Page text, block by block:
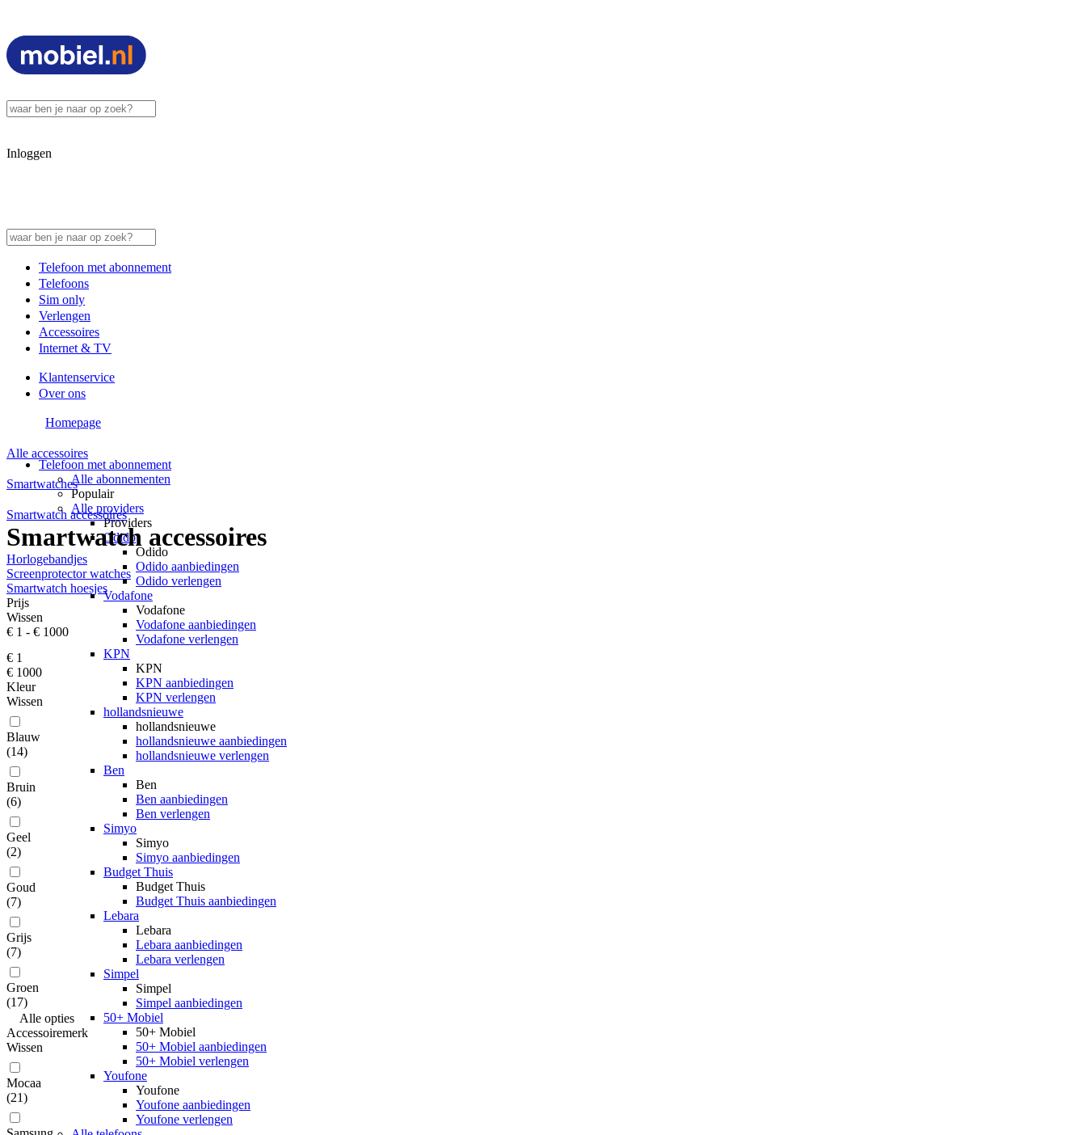
Inloggen
Telefoon met abonnement
Telefoons
Sim only
Verlengen
Accessoires
Internet & TV
Klantenservice
Over ons
Telefoon met abonnement
Alle abonnementen
Populair
Alle providers
Providers
Odido
Odido
Odido aanbiedingen
Odido verlengen
Vodafone
Vodafone
Vodafone aanbiedingen
Vodafone verlengen
KPN
KPN
KPN aanbiedingen
KPN verlengen
hollandsnieuwe
hollandsnieuwe
hollandsnieuwe aanbiedingen
hollandsnieuwe verlengen
Ben
Ben
Ben aanbiedingen
Ben verlengen
Simyo
Simyo
Simyo aanbiedingen
Budget Thuis
Budget Thuis
Budget Thuis aanbiedingen
Lebara
Lebara
Lebara aanbiedingen
Lebara verlengen
Simpel
Simpel
Simpel aanbiedingen
50+ Mobiel
50+ Mobiel
50+ Mobiel aanbiedingen
50+ Mobiel verlengen
Youfone
Youfone
Youfone aanbiedingen
Youfone verlengen
Homepage
Alle accessoires
Smartwatches
Smartwatch accessoires
Smartwatch accessoires
Horlogebandjes
Screenprotector watches
Smartwatch hoesjes
Prijs
Wissen
€ 1 - € 1000
€ 1
€ 1000
Kleur
Wissen
Blauw
(14)
Bruin
(6)
Geel
(2)
Goud
(7)
Grijs
(7)
Groen
(17)
Alle opties
Accessoiremerk
Wissen
Mocaa
(21)